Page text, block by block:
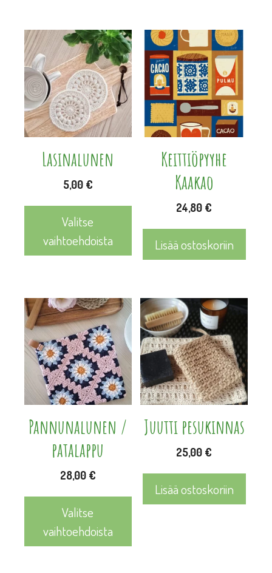
Lasinalunen
5,00 €
Valitse
vaihtoehdoista
Keittiöpyyhe
Kaakao
24,80 €
Lisää ostoskoriin
Pannunalunen /
patalappu
28,00 €
Valitse
vaihtoehdoista
Juutti pesukinnas
25,00 €
Lisää ostoskoriin